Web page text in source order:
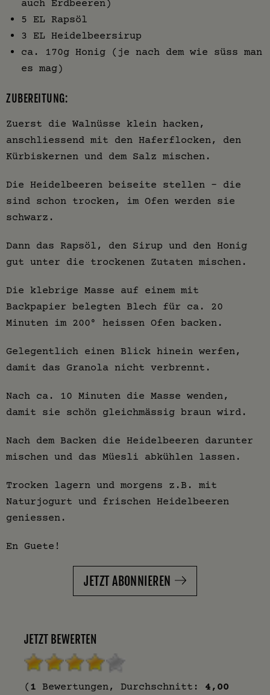
auch Erdbeeren)
5 EL Rapsöl
3 EL Heidelbeersirup
ca. 170g Honig (je nach dem wie süss man
es mag)
ZUBEREITUNG:
Zuerst die Walnüsse klein hacken,
anschliessend mit den Haferflocken, den
Kürbiskernen und dem Salz mischen.
Die Heidelbeeren beiseite stellen - die
sind schon trocken, im Ofen werden sie
schwarz.
Dann das Rapsöl, den Sirup und den Honig
gut unter die trockenen Zutaten mischen.
Die klebrige Masse auf einem mit
Backpapier belegten Blech für ca. 20
Minuten im 200° heissen Ofen backen.
Gelegentlich einen Blick hinein werfen,
damit das Granola nicht verbrennt.
Nach ca. 10 Minuten die Masse wenden,
damit sie schön gleichmässig braun wird.
Nach dem Backen die Heidelbeeren darunter
mischen und das Müesli abkühlen lassen.
Trocken lagern und morgens z.B. mit
Naturjogurt und frischen Heidelbeeren
geniessen.
En Guete!
JETZT ABONNIEREN
JETZT BEWERTEN
( 1 Bewertungen, Durchschnitt: 4,00